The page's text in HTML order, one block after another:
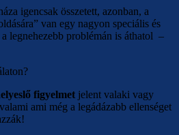
igencsak összetett, azonban, a
van egy nagyon speciális és
legnehezebb problémán is áthatol –
figyelmet jelent valaki vagy
ami még a legádázabb ellenséget